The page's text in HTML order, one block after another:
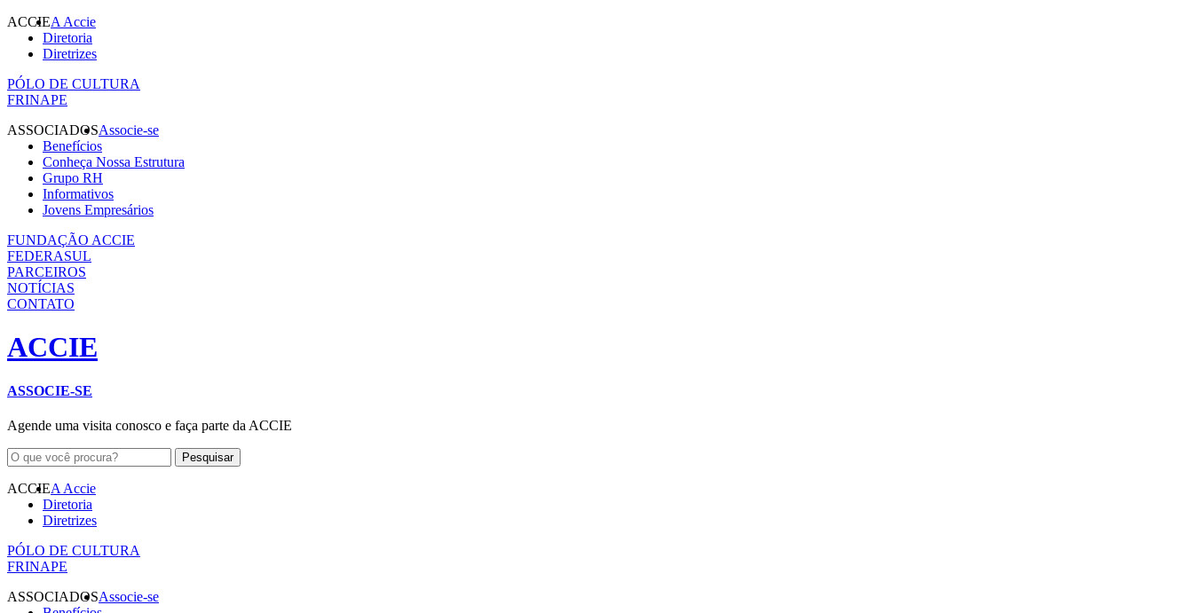
ACCIEA Accie
Diretoria
Diretrizes
PÓLO DE CULTURA
FRINAPE
ASSOCIADOSAssocie-se
Benefícios
Conheça Nossa Estrutura
Grupo RH
Informativos
Jovens Empresários
FUNDAÇÃO ACCIE
FEDERASUL
PARCEIROS
NOTÍCIAS
CONTATO
ACCIE
ASSOCIE-SE
Agende uma visita conosco e faça parte da ACCIE
ACCIEA Accie
Diretoria
Diretrizes
PÓLO DE CULTURA
FRINAPE
ASSOCIADOSAssocie-se